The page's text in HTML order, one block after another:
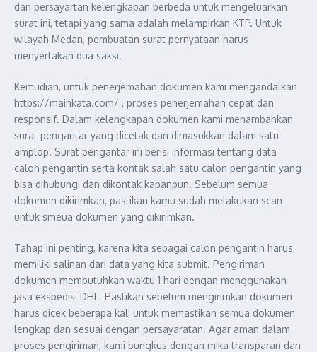
dan persayartan kelengkapan berbeda untuk mengeluarkan
surat ini, tetapi yang sama adalah melampirkan KTP. Untuk
wilayah Medan, pembuatan surat pernyataan harus
menyertakan dua saksi.
Kemudian, untuk penerjemahan dokumen kami mengandalkan
https://mainkata.com/ , proses penerjemahan cepat dan
responsif. Dalam kelengkapan dokumen kami menambahkan
surat pengantar yang dicetak dan dimasukkan dalam satu
amplop. Surat pengantar ini berisi informasi tentang data
calon pengantin serta kontak salah satu calon pengantin yang
bisa dihubungi dan dikontak kapanpun. Sebelum semua
dokumen dikirimkan, pastikan kamu sudah melakukan scan
untuk smeua dokumen yang dikirimkan.
Tahap ini penting, karena kita sebagai calon pengantin harus
memiliki salinan dari data yang kita submit. Pengiriman
dokumen membutuhkan waktu 1 hari dengan menggunakan
jasa ekspedisi DHL. Pastikan sebelum mengirimkan dokumen
harus dicek beberapa kali untuk memastikan semua dokumen
lengkap dan sesuai dengan persayaratan. Agar aman dalam
proses pengiriman, kami bungkus dengan mika transparan dan